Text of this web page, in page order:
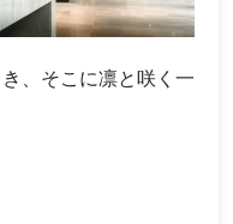
、そこに凛と咲く一